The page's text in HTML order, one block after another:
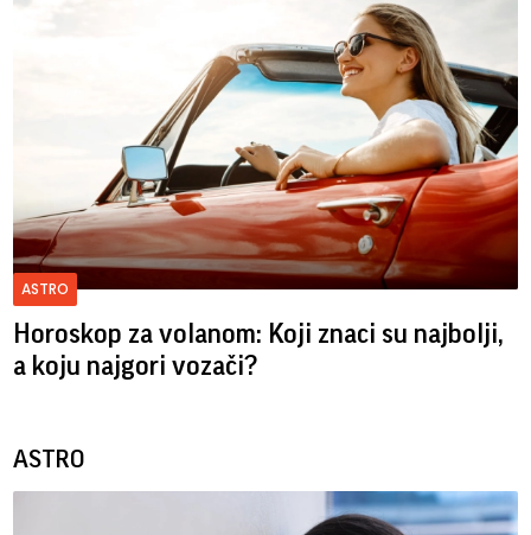
ASTRO
Horoskop za volanom: Koji znaci su najbolji,
a koju najgori vozači?
ASTRO